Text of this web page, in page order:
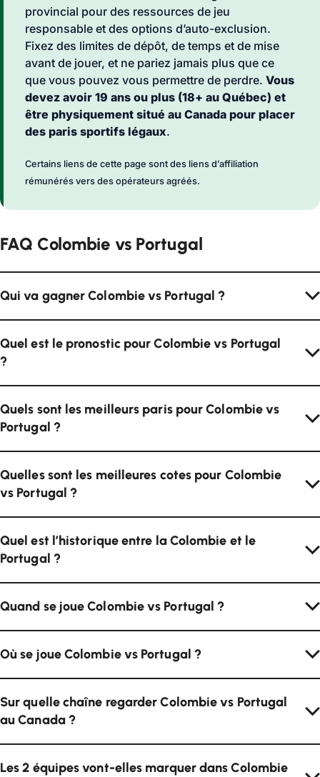
provincial pour des ressources de jeu
responsable et des options d’auto-exclusion.
Fixez des limites de dépôt, de temps et de mise
avant de jouer, et ne pariez jamais plus que ce
que vous pouvez vous permettre de perdre. Vous
devez avoir 19 ans ou plus (18+ au Québec) et
être physiquement situé au Canada pour placer
des paris sportifs légaux.
Certains liens de cette page sont des liens d’affiliation
rémunérés vers des opérateurs agréés.
FAQ Colombie vs Portugal
Qui va gagner Colombie vs Portugal ?
Quel est le pronostic pour Colombie vs Portugal
?
Quels sont les meilleurs paris pour Colombie vs
Portugal ?
Quelles sont les meilleures cotes pour Colombie
vs Portugal ?
Quel est l’historique entre la Colombie et le
Portugal ?
Quand se joue Colombie vs Portugal ?
Où se joue Colombie vs Portugal ?
Sur quelle chaîne regarder Colombie vs Portugal
au Canada ?
Les 2 équipes vont-elles marquer dans Colombie